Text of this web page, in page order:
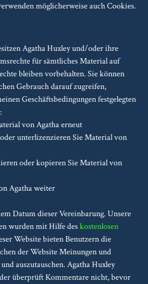
möglicherweise auch Cookies.
Agatha Huxley und/oder ihre
für sämtliches Material auf
bleiben vorbehalten. Sie können
Gebrauch darauf zugreifen,
Geschäftsbedingungen festgelegten
von Agatha erneut
unterlizenzieren Sie Material von
oder kopieren Sie Material von
Agatha weiter
Datum dieser Vereinbarung. Unsere
wurden mit Hilfe deskostenlosen
Website bieten Benutzern die
der Website Meinungen und
auszutauschen. Agatha Huxley
überprüft Kommentare nicht, bevor